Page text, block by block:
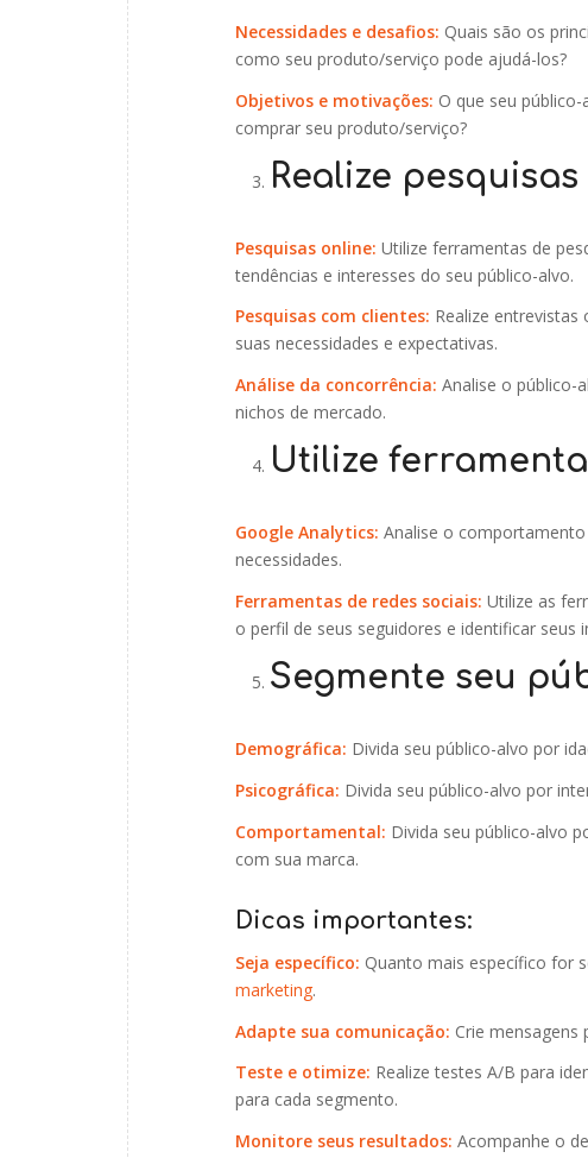
Necessidades e desafios: Quais são os
como seu produto/serviço pode ajudá-los?
Objetivos e motivações: O que seu
comprar seu produto/serviço?
Realize
Pesquisas online: Utilize ferramentas de
tendências e interesses do seu público-alvo.
Pesquisas com clientes: Realize
suas necessidades e expectativas.
Análise da concorrência: Analise o público-
nichos de mercado.
Utilize
Google Analytics: Analise o
necessidades.
Ferramentas de redes sociais: Utilize as
o perfil de seus seguidores e identificar seus
Segmente seu
Demográfica: Divida seu público-alvo por
Psicográfica: Divida seu público-alvo por
Comportamental: Divida seu público-alvo
com sua marca.
Dicas importantes:
Seja específico: Quanto mais específico for
marketing.
Adapte sua comunicação: Crie mensagens
Teste e otimize: Realize testes A/B para
para cada segmento.
Monitore seus resultados: Acompanhe o